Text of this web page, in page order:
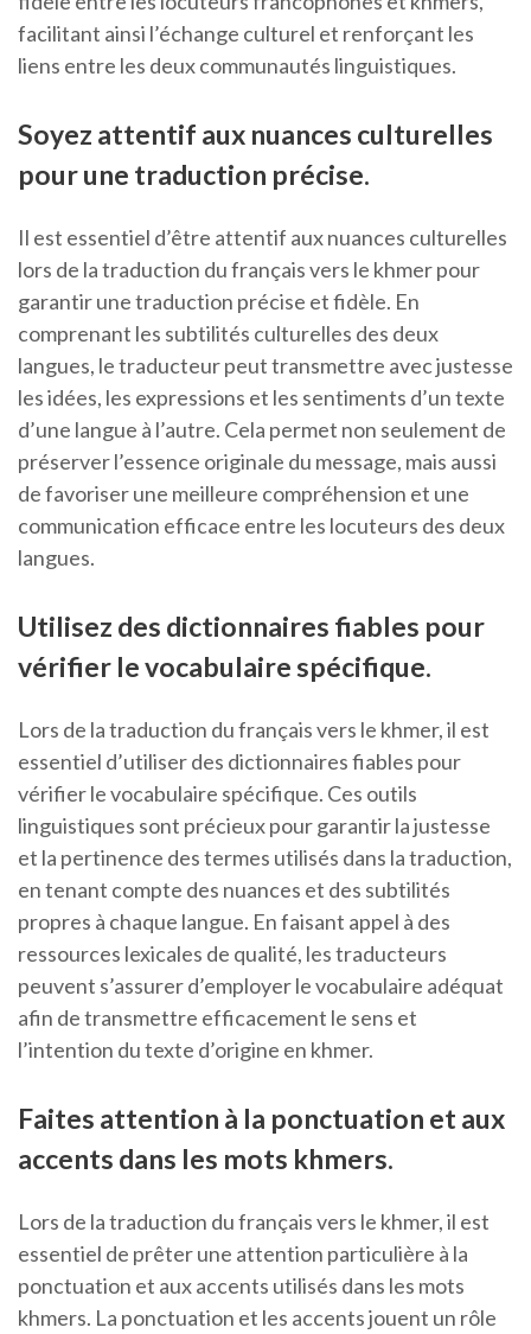
facilitant ainsi l’échange culturel et renforçant les
liens entre les deux communautés linguistiques.
Soyez attentif aux nuances culturelles
pour une traduction précise.
Il est essentiel d’être attentif aux nuances culturelles
lors de la traduction du français vers le khmer pour
garantir une traduction précise et fidèle. En
comprenant les subtilités culturelles des deux
langues, le traducteur peut transmettre avec justesse
les idées, les expressions et les sentiments d’un texte
d’une langue à l’autre. Cela permet non seulement de
préserver l’essence originale du message, mais aussi
de favoriser une meilleure compréhension et une
communication efficace entre les locuteurs des deux
langues.
Utilisez des dictionnaires fiables pour
vérifier le vocabulaire spécifique.
Lors de la traduction du français vers le khmer, il est
essentiel d’utiliser des dictionnaires fiables pour
vérifier le vocabulaire spécifique. Ces outils
linguistiques sont précieux pour garantir la justesse
et la pertinence des termes utilisés dans la traduction,
en tenant compte des nuances et des subtilités
propres à chaque langue. En faisant appel à des
ressources lexicales de qualité, les traducteurs
peuvent s’assurer d’employer le vocabulaire adéquat
afin de transmettre efficacement le sens et
l’intention du texte d’origine en khmer.
Faites attention à la ponctuation et aux
accents dans les mots khmers.
Lors de la traduction du français vers le khmer, il est
essentiel de prêter une attention particulière à la
ponctuation et aux accents utilisés dans les mots
khmers. La ponctuation et les accents jouent un rôle